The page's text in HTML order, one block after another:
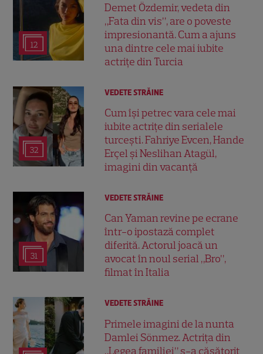
12
Demet Özdemir, vedeta din
„Fata din vis”, are o poveste
impresionantă. Cum a ajuns
una dintre cele mai iubite
actrițe din Turcia
32
VEDETE STRĂINE
Cum își petrec vara cele mai
iubite actrițe din serialele
turcești. Fahriye Evcen, Hande
Erçel și Neslihan Atagül,
imagini din vacanță
31
VEDETE STRĂINE
Can Yaman revine pe ecrane
într-o ipostază complet
diferită. Actorul joacă un
avocat în noul serial „Bro”,
filmat în Italia
VEDETE STRĂINE
Primele imagini de la nunta
Damlei Sönmez. Actrița din
„Legea familiei” s-a căsătorit